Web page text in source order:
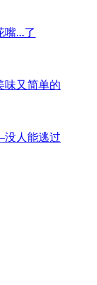
嘴...了
味又简单的
人能逃过